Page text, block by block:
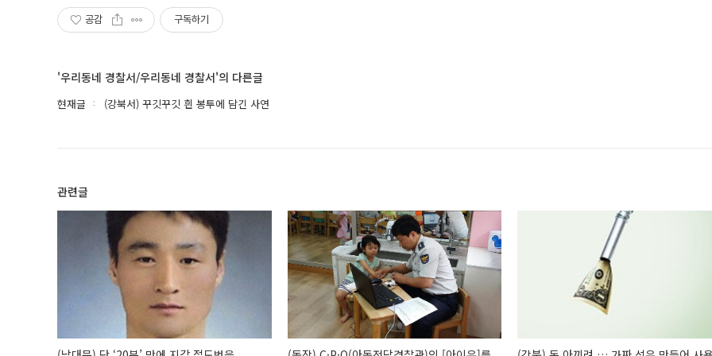
공감 구독하기
'우리동네 경찰서/우리동네 경찰서'의 다른글
현재글 (강북서) 꾸깃꾸깃 흰 봉투에 담긴 사연
관련글